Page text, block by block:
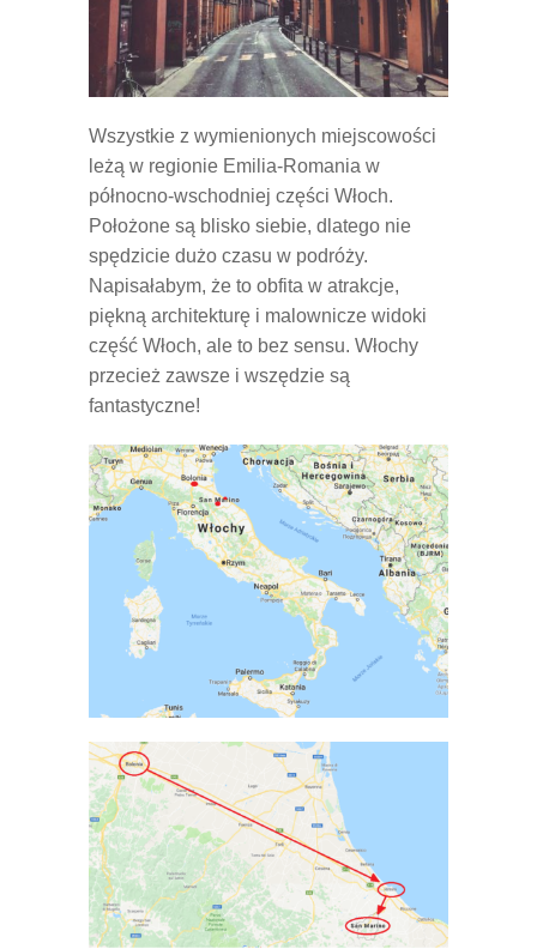
Wszystkie z wymienionych miejscowości
leżą w regionie Emilia-Romania w
północno-wschodniej części Włoch.
Położone są blisko siebie, dlatego nie
spędzicie dużo czasu w podróży.
Napisałabym, że to obfita w atrakcje,
piękną architekturę i malownicze widoki
część Włoch, ale to bez sensu. Włochy
przecież zawsze i wszędzie są
fantastyczne!